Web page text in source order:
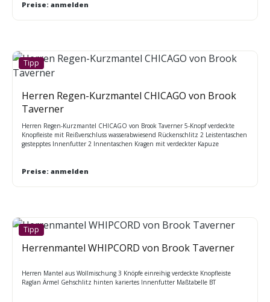
Preise: anmelden
Tipp
Herren Regen-Kurzmantel CHICAGO von Brook
Taverner
Herren Regen-Kurzmantel CHICAGO von Brook Taverner 5-Knopf verdeckte
Knopfleiste mit Reißverschluss wasserabwiesend Rückenschlitz 2 Leistentaschen
gestepptes Innenfutter 2 Innentaschen Kragen mit verdeckter Kapuze
Preise: anmelden
Tipp
Herrenmantel WHIPCORD von Brook Taverner
Herren Mantel aus Wollmischung 3 Knöpfe einreihig verdeckte Knopfleiste
Raglan Ärmel Gehschlitz hinten kariertes Innenfutter Maßtabelle BT